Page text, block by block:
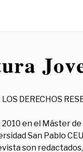
DERECHOS
en el Máster
San Pablo
son